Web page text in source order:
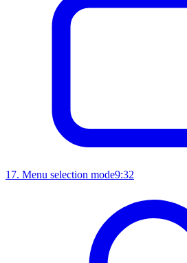
17. Menu selection mode9:32